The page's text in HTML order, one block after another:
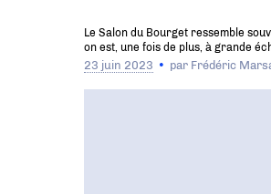
Le Salon du Bourget ressemble
on est, une fois de plus, à grande
23 juin 2023 par Frédéric